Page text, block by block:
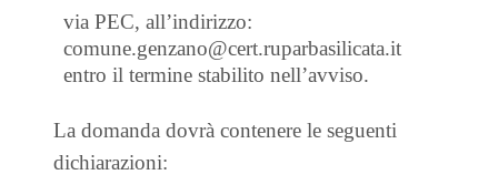
via PEC, all’indirizzo:
comune.genzano@cert.ruparbasilicata.it
entro il termine stabilito nell’avviso.
La domanda dovrà contenere le seguenti
dichiarazioni: